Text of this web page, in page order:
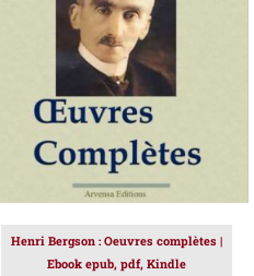
AJOUTER AU PANIER
DÉTAILS
Henri Bergson : Oeuvres complètes |
Ebook epub, pdf, Kindle